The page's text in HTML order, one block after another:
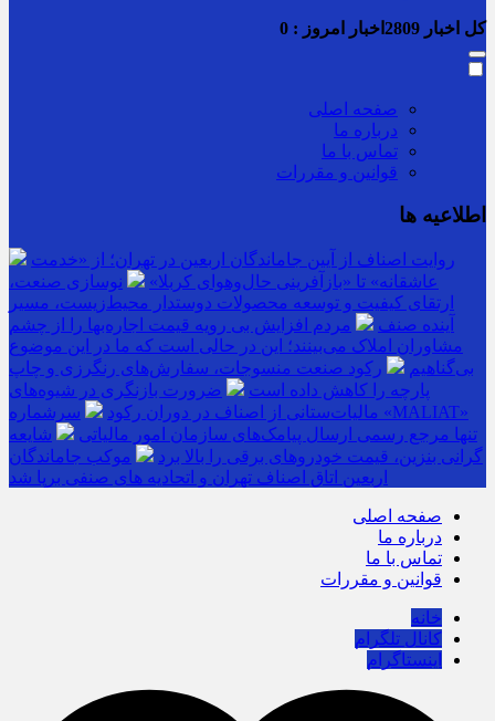
کل اخبار اخبار امروز : 0
صفحه اصلی
درباره ما
تماس با ما
قوانین و مقررات
اطلاعیه ها
روایت اصناف از آیین جاماندگان اربعین در تهران؛ از «خدمت
عاشقانه» تا «بازآفرینی حال‌وهوای کربلا»
نوسازی صنعت،
ارتقای کیفیت و توسعه محصولات دوستدار محیط‌زیست، مسیر
آینده صنف
مردم افزایش بی رویه قیمت اجاره‌بها را از چشم
مشاوران املاک می‌بینند؛ این در حالی است که ما در این موضوع
بی‌گناهیم
رکود صنعت منسوجات، سفارش‌های رنگرزی و چاپ
پارچه را کاهش داده است
ضرورت بازنگری در شیوه‌های
مالیات‌ستانی از اصناف در دوران رکود
سرشماره «MALIAT»
تنها مرجع رسمی ارسال پیامک‌های سازمان امور مالیاتی
شایعه
گرانی بنزین، قیمت خودروهای برقی را بالا برد
موکب جاماندگان
اربعین اتاق اصناف تهران و اتحادیه های صنفی برپا شد
صفحه اصلی
درباره ما
تماس با ما
قوانین و مقررات
خانه
کانال تلگرام
اینستاگرام